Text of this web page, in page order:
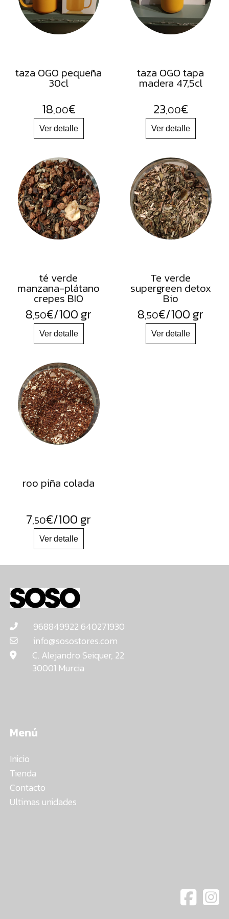
FRUTOS
SECOS
SAL
HARINAS
ACEITES
FLORES
PRODUCTOS
ACCESORIOS
ALIMENTOS
DESHIDRATADOS
taza OGO pequeña
30cl
18,00€
taza OGO tapa
madera 47,5cl
23,00€
té verde
manzana-plátano
crepes BIO
8,50€/100 gr
Te verde
supergreen detox
Bio
8,50€/100 gr
roo piña colada
7,50€/100 gr
968849922 640271930
info@sosostores.com
C. Alejandro Seiquer, 22
30001 Murcia
Menú
Inicio
Tienda
Contacto
Ultimas unidades